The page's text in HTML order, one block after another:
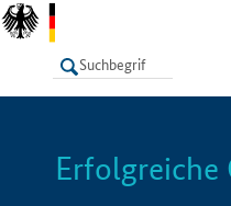
LISTE
Erfolgreiche